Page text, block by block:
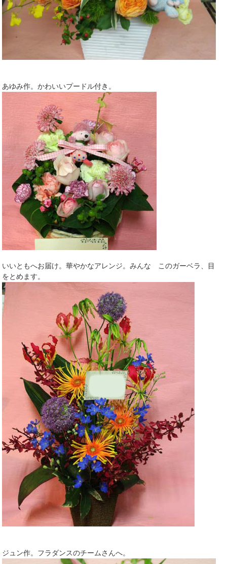
あゆみ作。かわいいプードル付き。
いいともへお届け。華やかなアレンジ。みんな このガーベラ、目
をとめます。
ジュン作。フラダンスのチームさんへ。